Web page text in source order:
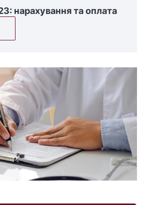
нарахування та оплата